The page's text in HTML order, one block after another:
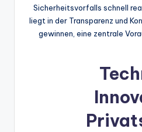
Sicherheitsvorfalls schnell
liegt in der Transparenz und
gewinnen, eine zentrale